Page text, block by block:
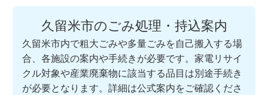
久留米市のごみ処理・持込案内
久留米市内で粗大ごみや多量ごみを自己搬入する場
合、各施設の案内や手続きが必要です。家電リサイ
クル対象や産業廃棄物に該当する品目は別途手続き
が必要となります。詳細は公式案内をご確認くださ